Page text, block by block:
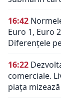
16:42
Euro 1, Euro
Diferențele
16:22
comerciale.
piața